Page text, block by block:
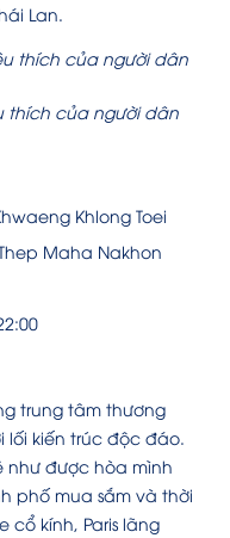
Lan.
thích của người dân
Khlong Toei
Maha Nakhon
trung tâm thương
kiến trúc độc đáo.
như được hòa mình
phố mua sắm và thời
cổ kính, Paris lãng